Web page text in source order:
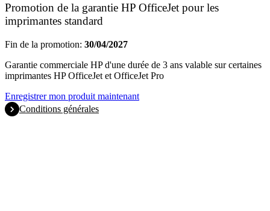
Promotion de la garantie HP OfficeJet pour les
imprimantes standard
Fin de la promotion: 30/04/2027
Garantie commerciale HP d'une durée de 3 ans valable sur certaines
imprimantes HP OfficeJet et OfficeJet Pro
Enregistrer mon produit maintenant
Conditions générales